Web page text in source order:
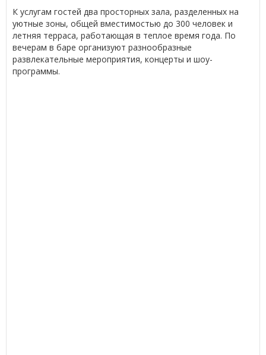
К услугам гостей два просторных зала, разделенных на
уютные зоны, общей вместимостью до 300 человек и
летняя терраса, работающая в теплое время года. По
вечерам в баре организуют разнообразные
развлекательные мероприятия, концерты и шоу-
программы.